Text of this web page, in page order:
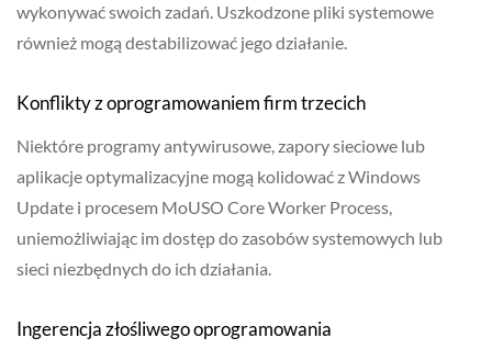
wykonywać swoich zadań. Uszkodzone pliki systemowe
również mogą destabilizować jego działanie.
Konflikty z oprogramowaniem firm trzecich
Niektóre programy antywirusowe, zapory sieciowe lub
aplikacje optymalizacyjne mogą kolidować z Windows
Update i procesem MoUSO Core Worker Process,
uniemożliwiając im dostęp do zasobów systemowych lub
sieci niezbędnych do ich działania.
Ingerencja złośliwego oprogramowania